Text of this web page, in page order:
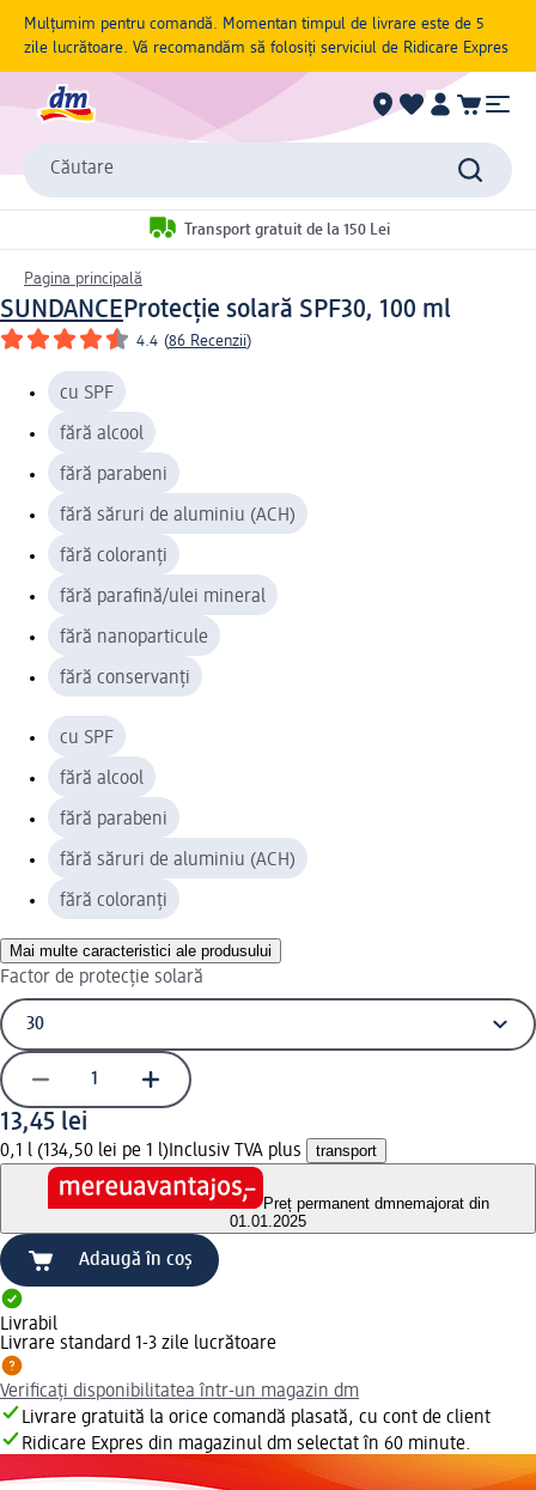
Mulțumim pentru comandă. Momentan timpul de livrare este de 5
zile lucrătoare. Vă recomandăm să folosiți serviciul de Ridicare Expres
Căutare
Transport gratuit de la 150 Lei
Pagina principală
SUNDANCEProtecție solară SPF30, 100 ml
4.4 (86 Recenzii)
cu SPF
fără alcool
fără parabeni
fără săruri de aluminiu (ACH)
fără coloranți
fără parafină/ulei mineral
fără nanoparticule
fără conservanți
cu SPF
fără alcool
fără parabeni
fără săruri de aluminiu (ACH)
fără coloranți
Mai multe caracteristici ale produsului
Factor de protecție solară
13,45 lei
0,1 l (134,50 lei pe 1 l) Inclusiv TVA plus transport
Preț permanent dmnemajorat din
01.01.2025
Adaugă în coș
Livrabil
Livrare standard 1-3 zile lucrătoare
Verificați disponibilitatea într-un magazin dm
Livrare gratuită la orice comandă plasată, cu cont de client
Ridicare Expres din magazinul dm selectat în 60 minute.